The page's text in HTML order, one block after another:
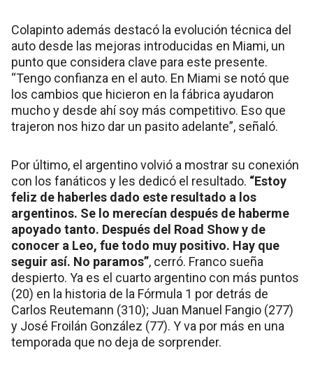
Colapinto además destacó la evolución técnica del
auto desde las mejoras introducidas en Miami, un
punto que considera clave para este presente.
“Tengo confianza en el auto. En Miami se notó que
los cambios que hicieron en la fábrica ayudaron
mucho y desde ahí soy más competitivo. Eso que
trajeron nos hizo dar un pasito adelante”, señaló.
Por último, el argentino volvió a mostrar su conexión
con los fanáticos y les dedicó el resultado. “Estoy
feliz de haberles dado este resultado a los
argentinos. Se lo merecían después de haberme
apoyado tanto. Después del Road Show y de
conocer a Leo, fue todo muy positivo. Hay que
seguir así. No paramos”, cerró. Franco sueña
despierto. Ya es el cuarto argentino con más puntos
(20) en la historia de la Fórmula 1 por detrás de
Carlos Reutemann (310); Juan Manuel Fangio (277)
y José Froilán González (77). Y va por más en una
temporada que no deja de sorprender.